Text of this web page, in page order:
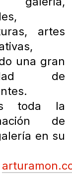
artes
una gran
de
toda la
de
en su